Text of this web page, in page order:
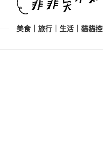
美食｜旅行｜生活｜貓貓控